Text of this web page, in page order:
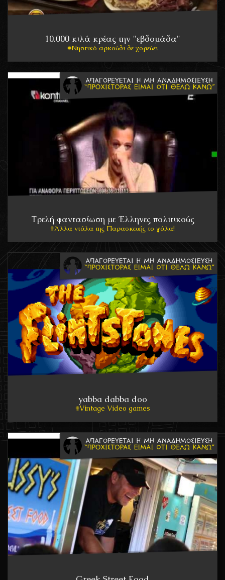
10.000 κιλά κρέας την "εβδομάδα"
Νηστικό αρκούδι δε χορεύει
Τρελή φαντασίωση με Έλληνες πολιτικούς
Άλλα ντάλα της Παρασκευής το γάλα!
yabba dabba doo
Vintage Video games